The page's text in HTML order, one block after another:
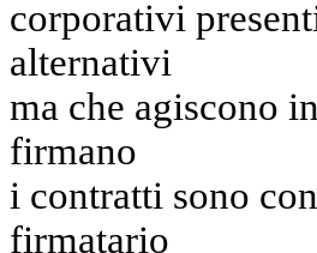
corporativi
alternativi
ma che agiscono
firmano
i contratti sono
firmatario